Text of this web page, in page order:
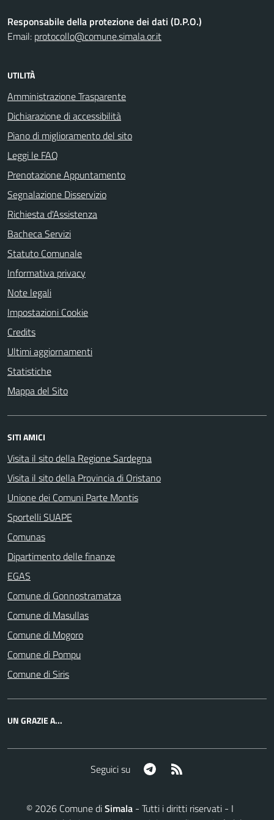
Responsabile della protezione dei dati (D.P.O.)
Email: protocollo@comune.simala.or.it
UTILITÀ
Amministrazione Trasparente
Dichiarazione di accessibilità
Piano di miglioramento del sito
Leggi le FAQ
Prenotazione Appuntamento
Segnalazione Disservizio
Richiesta d'Assistenza
Bacheca Servizi
Statuto Comunale
Informativa privacy
Note legali
Impostazioni Cookie
Credits
Ultimi aggiornamenti
Statistiche
Mappa del Sito
SITI AMICI
Visita il sito della Regione Sardegna
Visita il sito della Provincia di Oristano
Unione dei Comuni Parte Montis
Sportelli SUAPE
Comunas
Dipartimento delle finanze
EGAS
Comune di Gonnostramatza
Comune di Masullas
Comune di Mogoro
Comune di Pompu
Comune di Siris
UN GRAZIE A...
Seguici su Telegram
© 2026Comune diSimala- Tutti i diritti riservati - I